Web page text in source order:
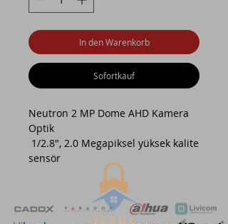
In den Warenkorb
Sofortkauf
Neutron 2 MP Dome AHD Kamera
Optik
1/2.8", 2.0 Megapiksel yüksek kalite
sensör
Smart IR , 20m kadar IR aydınlatma
3.6mm Sabit lens
2D/3D DNR (Dijital Gürültü